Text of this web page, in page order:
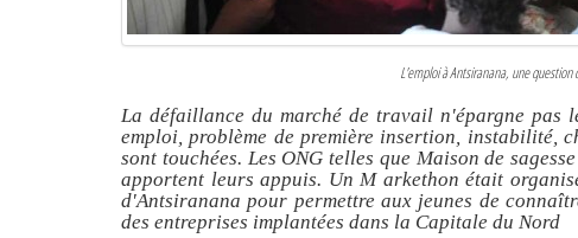
L'emploi à Antsiranana, une question
La défaillance du marché de travail n'épargne pas
emploi, problème de première insertion, instabilité,
sont touchées. Les ONG telles que Maison de
apportent leurs appuis. Un M arkethon était
d'Antsiranana pour permettre aux jeunes de
des entreprises implantées dans la Capitale du Nord